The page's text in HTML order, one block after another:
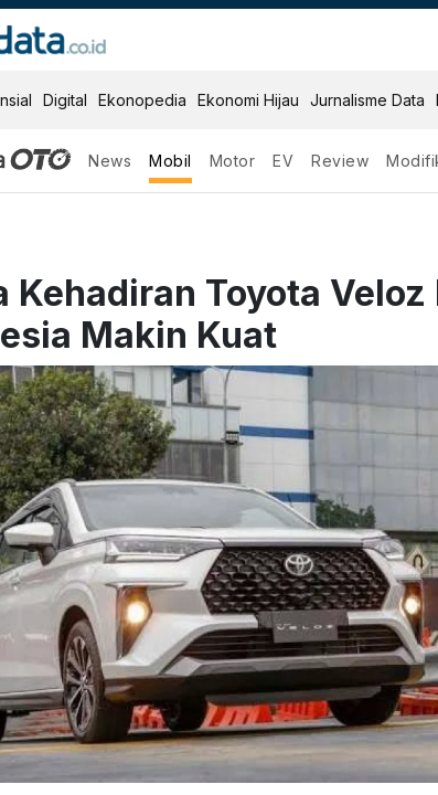
Digital Ekonopedia Ekonomi Hijau Jurnalisme Data
News Mobil Motor EV Review
Kehadiran Toyota
Makin Kuat